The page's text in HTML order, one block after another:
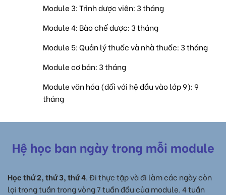
Module 3: Trình dược viên: 3 tháng
Module 4: Bào chế dược: 3 tháng
Module 5: Quản lý thuốc và nhà thuốc: 3 tháng
Module cơ bản: 3 tháng
Module văn hóa (đối với hệ đầu vào lớp 9): 9
tháng
Hệ học ban ngày trong mỗi module
Học thứ 2, thứ 3, thứ 4. Đi thực tập và đi làm các ngày còn
lại trong tuần trong vòng 7 tuần đầu của module. 4 tuần